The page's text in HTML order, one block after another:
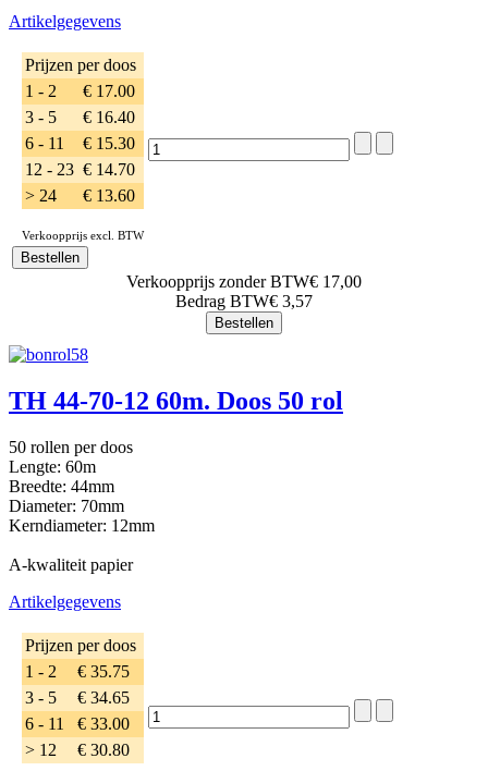
Artikelgegevens
Prijzen per doos
1 - 2
€ 17.00
3 - 5
€ 16.40
6 - 11
€ 15.30
12 - 23 € 14.70
> 24
€ 13.60
Verkoopprijs excl. BTW
Verkoopprijs zonder BTW€ 17,00
Bedrag BTW€ 3,57
TH 44-70-12 60m. Doos 50 rol
50 rollen per doos
Lengte: 60m
Breedte: 44mm
Diameter: 70mm
Kerndiameter: 12mm
A-kwaliteit papier
Artikelgegevens
Prijzen per doos
1 - 2
€ 35.75
3 - 5
€ 34.65
6 - 11
€ 33.00
> 12
€ 30.80